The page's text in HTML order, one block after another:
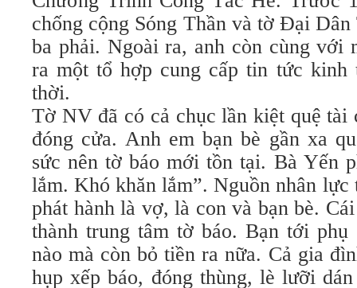
chống cộng Sóng Thần và tờ Đại
ba phải. Ngoài ra, anh còn cùng với
ra một tổ hợp cung cấp tin tức kinh
thời.
Tờ NV đã có cả chục lần kiệt quệ tài
đóng cửa. Anh em bạn bè gần xa
sức nên tờ báo mới tồn tại. Bà Yến
lắm. Khó khăn lắm”. Nguồn nhân lực
phát hành là vợ, là con và bạn bè.
thành trung tâm tờ báo. Bạn tới
nào mà còn bỏ tiền ra nữa. Cả gia
hụp xếp báo, đóng thùng, lè lưỡi